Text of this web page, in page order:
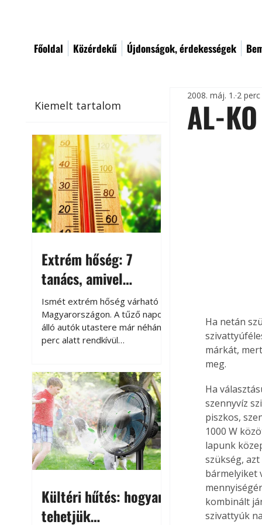
Főoldal Közérdekű Újdonságok, érdekességek
Kiemelt tartalom
Extrém hőség: 7
tanács, amivel
megóvhatjuk
autónkat a nyári
károktól
Ismét extrém hőség várható
Magyarországon. A tűző napon
álló autók utastere már néhány
perc alatt rendkívül
megközelítheti. Ez nemcsak a
beszállást teszi kellemetlenné,
hanem az autó állapotára és a
benne hagyott tárgyakra is
káros hatással lehet. Néhány
egyszerű óvintézkedéssel
azonban jelentősen
csökkenthetjük a hőség káros
Kültéri hűtés: hogyan
tehetjük
AL-
2008. máj. 1. 2
Ha netán
márkát,
meg.
Ha
szennyvíz
piszkos,
1000 W
lapunk
szükség,
bármelyiket
kombinált
szivattyúk